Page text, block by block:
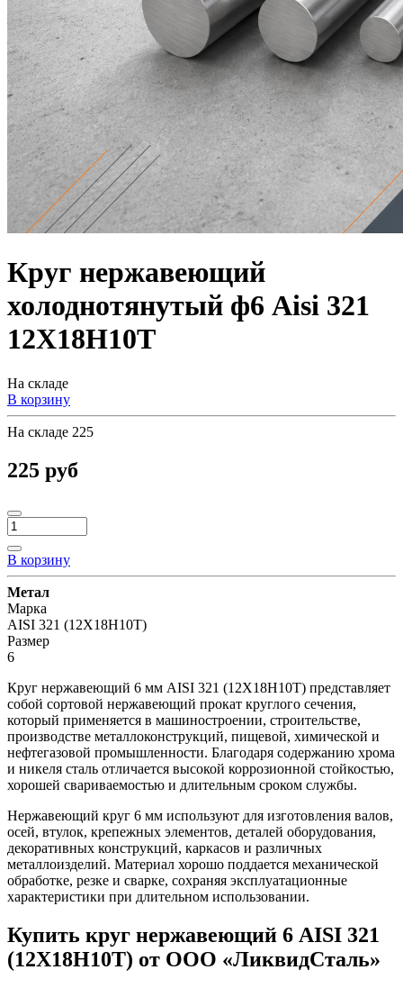
Круг нержавеющий
холоднотянутый ф6 Aisi 321
12Х18Н10Т
На складе
В корзину
На складе 225
225 руб
В корзину
Метал
Марка
AISI 321 (12Х18Н10Т)
Размер
6
Круг нержавеющий 6 мм AISI 321 (12Х18Н10Т) представляет
собой сортовой нержавеющий прокат круглого сечения,
который применяется в машиностроении, строительстве,
производстве металлоконструкций, пищевой, химической и
нефтегазовой промышленности. Благодаря содержанию хрома
и никеля сталь отличается высокой коррозионной стойкостью,
хорошей свариваемостью и длительным сроком службы.
Нержавеющий круг 6 мм используют для изготовления валов,
осей, втулок, крепежных элементов, деталей оборудования,
декоративных конструкций, каркасов и различных
металлоизделий. Материал хорошо поддается механической
обработке, резке и сварке, сохраняя эксплуатационные
характеристики при длительном использовании.
Купить круг нержавеющий 6 AISI 321
(12Х18Н10Т) от ООО «ЛиквидСталь»